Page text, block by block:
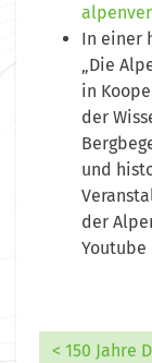
In einer
„Die
in
der
und
der
Youtube
< 150 Jahre